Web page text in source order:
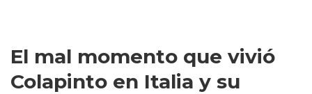
El mal momento que vivió
Colapinto en Italia y su